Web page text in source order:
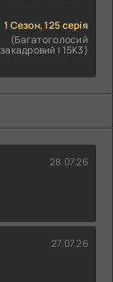
1 Сезон, 125 серія
(Багатоголосий
закадровий | 15K3)
28.07.26
27.07.26